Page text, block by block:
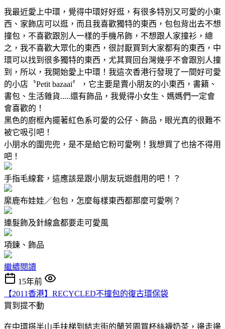
我最近愛上中環，覺得中環好好逛，有很多特別又可愛的小東
西、家飾店可以逛，而且我喜歡獨特的東西，包包背出去不想
撞包，不喜歡跟別人一樣的手機吊飾，不想跟人家撞衫，總
之，我不喜歡大眾化的東西，很討厭買到大家都有的東西，中
環可以找到很多獨特的東西，尤其買回台灣幾乎不會跟別人撞
到，所以，我開始愛上中環！我這次香港行發現了一間好可愛
的小店〝Petit bazaai〞，它主要是賣小朋友的小東西，書籍、
書包、生活雜貨.....還有飾品，我覺得小女生、媽媽們一定會
會喜歡的！
黑色的廚框內擺著紅色系可愛的公仔、飾品，眼光真的很難不
被它吸引吧！
小朋水的圍兜兜，是不是給它粉可愛咧！我想買了也捨不得用
吧！
手指毛線套，這應該是跟小朋友玩遊戲用的吧！？
縻鹿布娃娃／包包，怎麼每樣東西都那麼可愛咧？
連髮飾及針線盒都要走可愛風
項鍊、飾品
繼續閱讀
15年前
【2011香港】RECYCLED不撞包的復古環保袋
買到提不動
在中環搭半山手扶梯到結志街的蘭芳園買杯絲襪奶茶，邊走邊